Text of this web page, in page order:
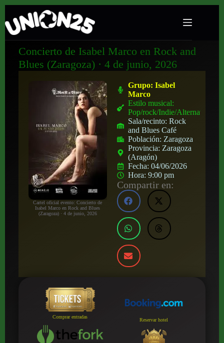
Concierto de Isabel Marco en Rock and
Blues (Zaragoza) · 4 de junio, 2026
Cartel oficial evento: Concierto de
Isabel Marco en Rock and Blues
(Zaragoza) · 4 de junio, 2026
Grupo:Isabel
Marco
Estilo musical:
Pop/rock/Indie/Alternativo
Sala/recinto:Rock
and Blues Café
Población: Zaragoza
Provincia: Zaragoza
(Aragón)
Fecha:04/06/2026
Hora:9:00 pm
Compartir en:
Comprar entradas
Reservar hotel